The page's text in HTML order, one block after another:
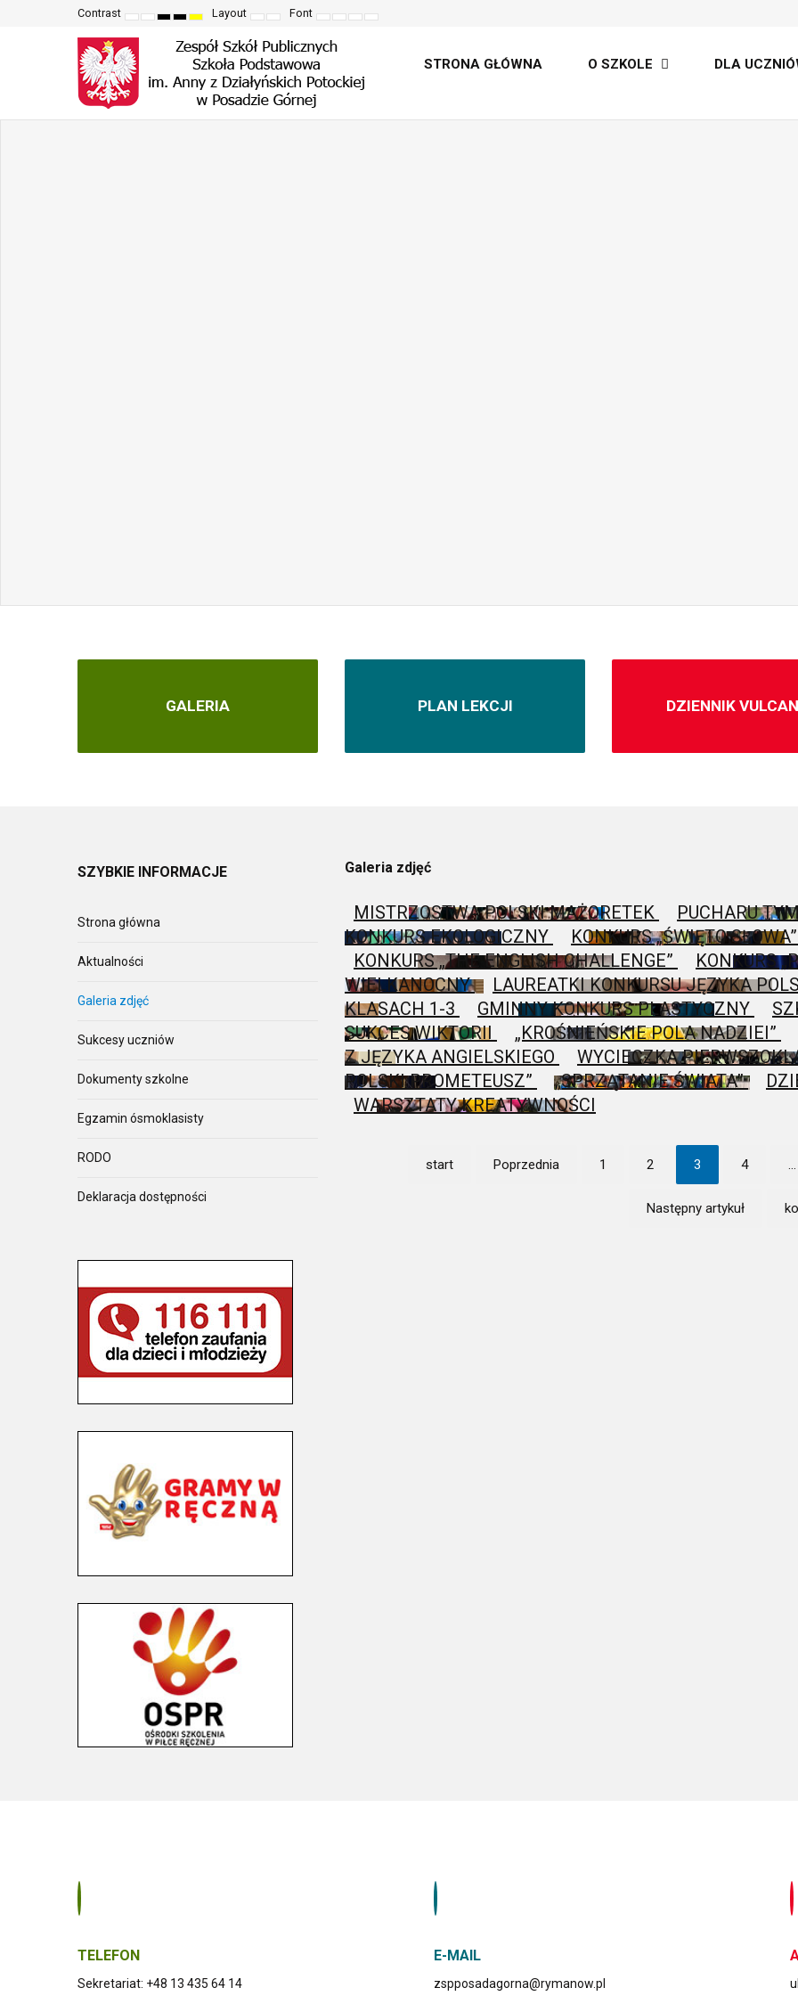
Contrast
Default
NightHigh
black
white
High
black
yellow
mode
High
yellow
black
mode
Layout
FixedWide
Font
Set
font
SetMake
Set
STRONA GŁÓWNA O SZKOLE DLA
GALERIA PLAN LEKCJI DZIENNIK VULCAN
Galeria zdjęć
MISTRZOSTWA POLSKI MAŻORETEK
PUCHARU
KONKURS EKOLOGICZNY
KONKURS „ŚWIĘTO
KONKURS „THE ENGLISH CHALLENGE”
KONKURS
WIELKANOCNY
LAUREATKI KONKURSU JĘZYKA
KLASACH 1-3
GMINNY KONKURS PLASTYCZNY
SUKCES WIKTORII
„KROŚNIEŃSKIE POLA NADZIEI”
Z JĘZYKA ANGIELSKIEGO
WYCIECZKA
POLSKI PROMETEUSZ”
„SPRZĄTANIE ŚWIATA”
WARSZTATY KREATYWNOŚCI
start Poprzednia 1 2 3 4 ...
Następny artykuł
SZYBKIE INFORMACJE
Strona główna
Aktualności
Galeria zdjęć
Sukcesy uczniów
Dokumenty szkolne
Egzamin ósmoklasisty
RODO
Deklaracja dostępności
TELEFON
Sekretariat: +48 13 435 64 14
E-MAIL
zspposadagorna@rymanow.pl